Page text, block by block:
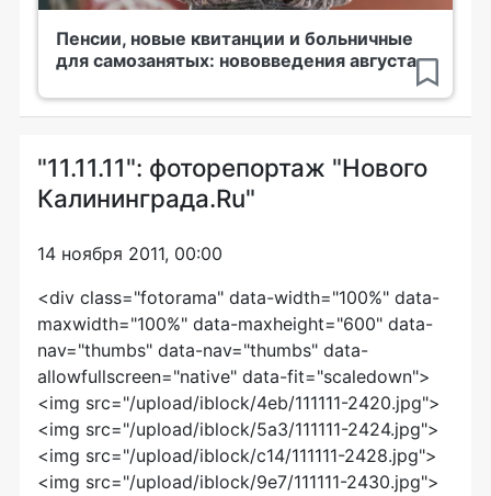
Пенсии, новые квитанции и больничные
для самозанятых: нововведения августа
"11.11.11": фоторепортаж "Нового
Калининграда.Ru"
14 ноября 2011, 00:00
<div class="fotorama" data-width="100%" data-
maxwidth="100%" data-maxheight="600" data-
nav="thumbs" data-nav="thumbs" data-
allowfullscreen="native" data-fit="scaledown">
<img src="/upload/iblock/4eb/111111-2420.jpg">
<img src="/upload/iblock/5a3/111111-2424.jpg">
<img src="/upload/iblock/c14/111111-2428.jpg">
<img src="/upload/iblock/9e7/111111-2430.jpg">